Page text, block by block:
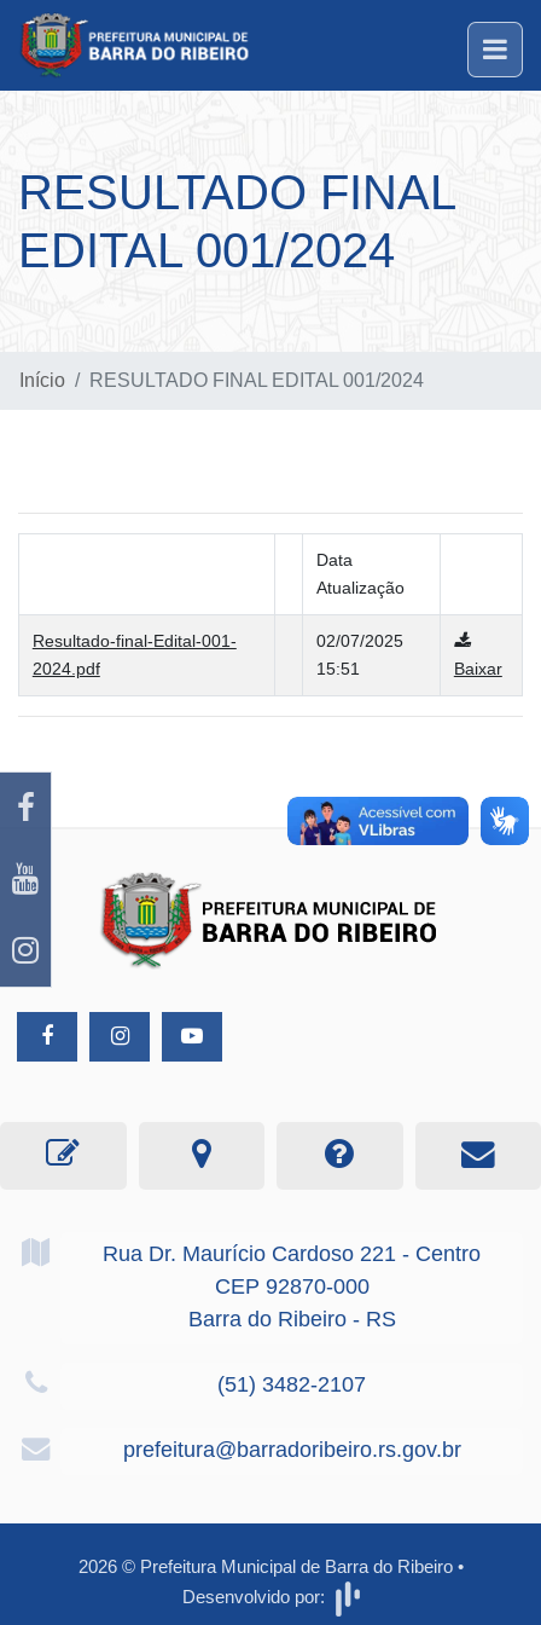
RESULTADO FINAL
EDITAL 001/2024
Início RESULTADO FINAL EDITAL 001/2024
Data
Atualização
Resultado-final-Edital-001-
2024.pdf
02/07/2025
15:51
Baixar
Rua Dr. Maurício Cardoso 221 - Centro
CEP 92870-000
Barra do Ribeiro - RS
(51) 3482-2107
prefeitura@barradoribeiro.rs.gov.br
2026 © Prefeitura Municipal de Barra do Ribeiro •
Desenvolvido por: